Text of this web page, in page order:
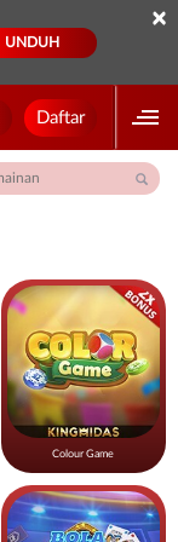
UNDUH
×
Daftar
Colour Game